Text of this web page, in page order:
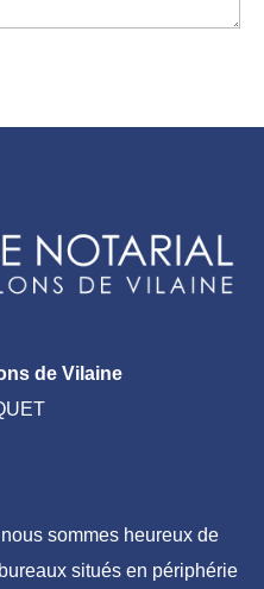
de Vilaine
sommes heureux de
situés en périphérie